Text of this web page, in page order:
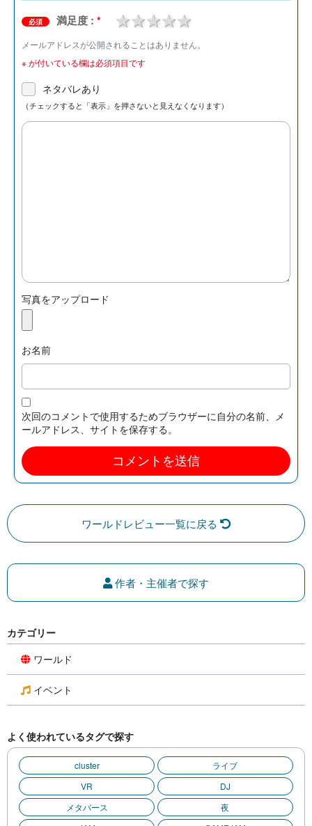
必須 満足度 : * 4 stars
3 stars
2 stars
1 star
メールアドレスが公開されることはありません。
※が付いている欄は必須項目です
ネタバレあり
（チェックすると「表示」を押さないと見えなくなります）
写真をアップロード
お名前
次回のコメントで使用するためブラウザーに自分の名前、メ
ールアドレス、サイトを保存する。
ワールドレビュー一覧に戻る
作者・主催者で探す
カテゴリー
ワールド
イベント
よく使われているタグで探す
cluster
ライブ
VR
DJ
メタバース
夜